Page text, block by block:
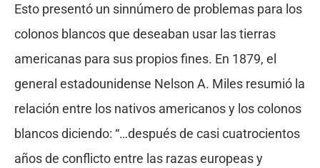
Esto presentó un sinnúmero de problemas para los
colonos blancos que deseaban usar las tierras
americanas para sus propios fines. En 1879, el
general estadounidense Nelson A. Miles resumió la
relación entre los nativos americanos y los colonos
blancos diciendo: “…después de casi cuatrocientos
años de conflicto entre las razas europeas y